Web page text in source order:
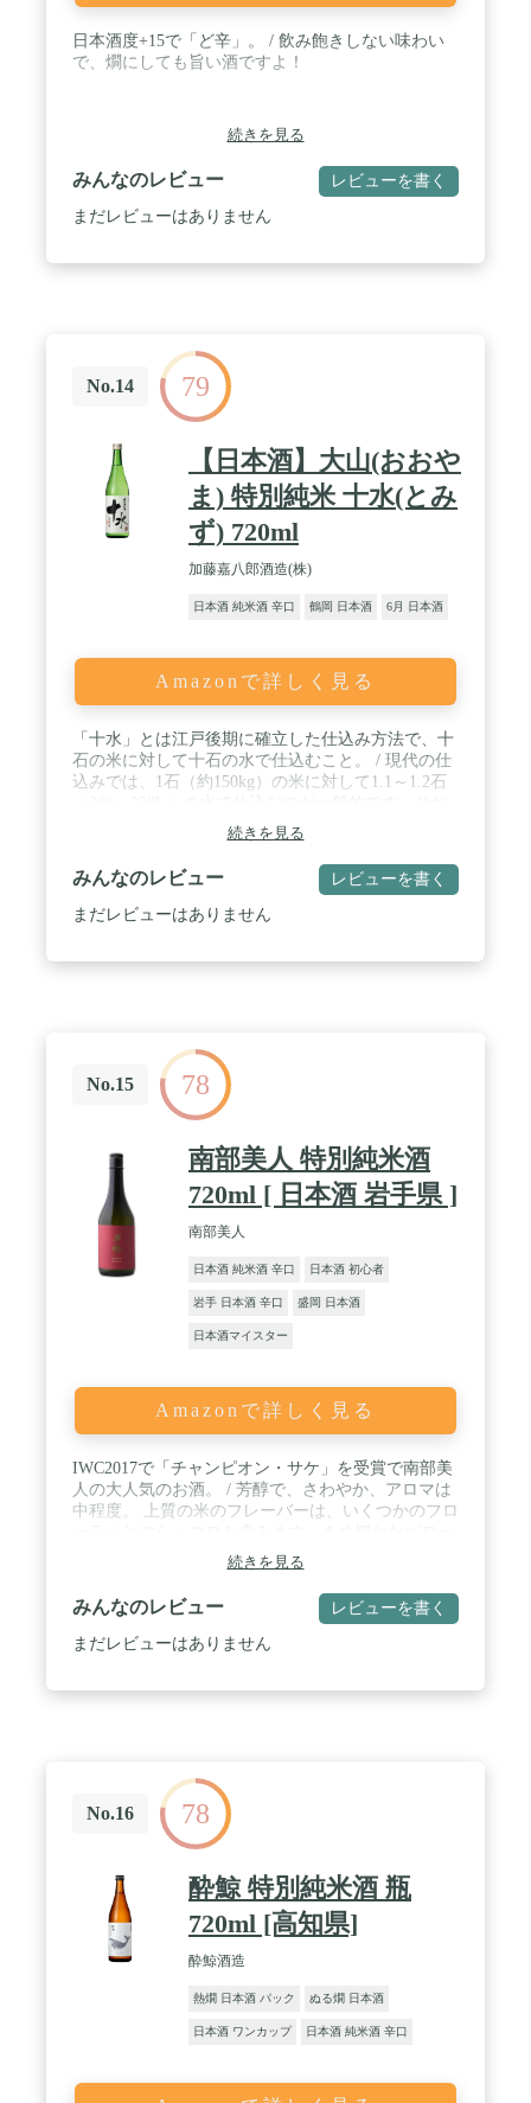
日本酒度+15で「ど辛」。 / 飲み飽きしない味わい
で、燗にしても旨い酒ですよ！
続きを見る
みんなのレビュー レビューを書く
まだレビューはありません
No.14 79
【日本酒】大山(おおや
ま) 特別純米 十水(とみ
ず) 720ml
加藤嘉八郎酒造(株)
日本酒 純米酒 辛口 鶴岡 日本酒 6月 日本酒
Amazonで詳しく見る
「十水」とは江戸後期に確立した仕込み方法で、十
石の米に対して十石の水で仕込むこと。 / 現代の仕
込みでは、1石（約150kg）の米に対して1.1～1.2石
に対して十水は、1石（約150kg）に対して1石
（180L）の比率で仕込みます。 / ふつうより1～2割
少ない水で仕込むため、同じ量の米を使っても、で
きあがる酒の量が少ない贅沢な造りのお酒。
続きを見る
みんなのレビュー レビューを書く
まだレビューはありません
No.15 78
南部美人 特別純米酒
720ml [ 日本酒 岩手県 ]
南部美人
日本酒 純米酒 辛口 日本酒 初心者
岩手 日本酒 辛口 盛岡 日本酒
日本酒マイスター
Amazonで詳しく見る
IWC2017で「チャンピオン・サケ」を受賞で南部美
人の大人気のお酒。 / 芳醇で、さわやか、アロマは
中程度。 上質の米のフレーバーは、いくつかのフロ
ドのような質感。うま味は中程度の味わい。辛口
で、やや重め、余韻は長い。 / お客様の評価が高
く、味が本当に美味いお酒です。 / アルコール度数:
15% / 原料米 ぎんおとめ、他 精米歩合 55% 仕込水
折爪馬仙峡伏流水(中硬水) 酵母 M310、9号系酵母
続きを見る
みんなのレビュー レビューを書く
まだレビューはありません
No.16 78
酔鯨 特別純米酒 瓶
720ml [高知県]
酔鯨酒造
熱燗 日本酒 パック ぬる燗 日本酒
日本酒 ワンカップ 日本酒 純米酒 辛口